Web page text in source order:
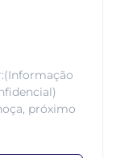
próximo